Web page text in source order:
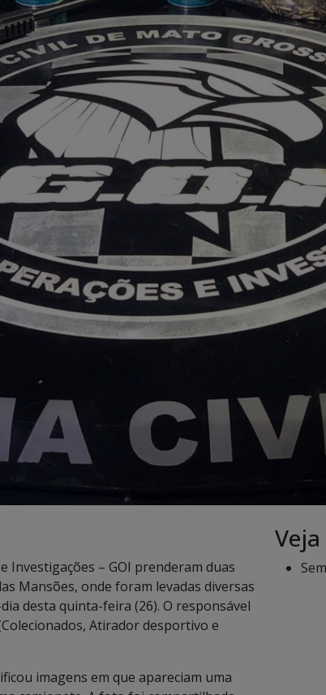
Investigações – GOI prenderam duas
Mansões, onde foram levadas diversas
desta quinta-feira (26). O responsável
Atirador desportivo e
imagens em que apareciam uma